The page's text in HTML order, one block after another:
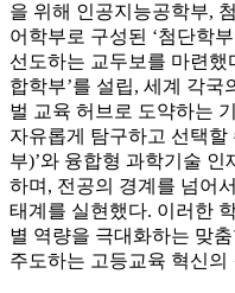
을 위해 인공지능공학부,
어학부로 구성된 ‘첨단학
선도하는 교두보를 마련했
합학부’를 설립, 세계 각국
벌 교육 허브로 도약하는
자유롭게 탐구하고 선택할
부)’와 융합형 과학기술 인
하며, 전공의 경계를 넘어
태계를 실현했다. 이러한
별 역량을 극대화하는 맞
주도하는 고등교육 혁신